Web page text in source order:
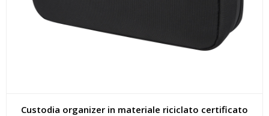
Custodia organizer in materiale riciclato certificato